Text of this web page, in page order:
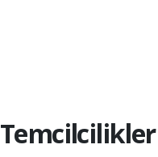
Temcilcilikler